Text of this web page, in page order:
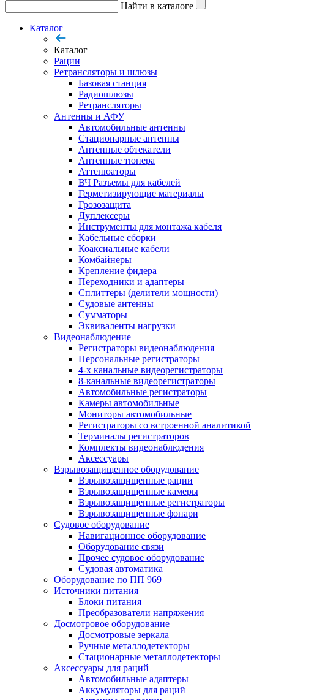
Найти в каталоге
Каталог
Каталог
Рации
Ретрансляторы и шлюзы
Базовая станция
Радиошлюзы
Ретрансляторы
Антенны и АФУ
Автомобильные антенны
Стационарные антенны
Антенные обтекатели
Антенные тюнера
Аттенюаторы
ВЧ Разъемы для кабелей
Герметизирующие материалы
Грозозащита
Дуплексеры
Инструменты для монтажа кабеля
Кабельные сборки
Коаксиальные кабели
Комбайнеры
Крепление фидера
Переходники и адаптеры
Сплиттеры (делители мощности)
Судовые антенны
Сумматоры
Эквиваленты нагрузки
Видеонаблюдение
Регистраторы видеонаблюдения
Персональные регистраторы
4-х канальные видеорегистраторы
8-канальные видеорегистраторы
Автомобильные регистраторы
Камеры автомобильные
Мониторы автомобильные
Регистраторы со встроенной аналитикой
Терминалы регистраторов
Комплекты видеонаблюдения
Аксессуары
Взрывозащищенное оборудование
Взрывозащищенные рации
Взрывозащищенные камеры
Взрывозащищенные регистраторы
Взрывозащищенные фонари
Судовое оборудование
Навигационное оборудование
Оборудование связи
Прочее судовое оборудование
Судовая автоматика
Оборудование по ПП 969
Источники питания
Блоки питания
Преобразователи напряжения
Досмотровое оборудование
Досмотровые зеркала
Ручные металлодетекторы
Стационарные металлодетекторы
Аксессуары для раций
Автомобильные адаптеры
Аккумуляторы для раций